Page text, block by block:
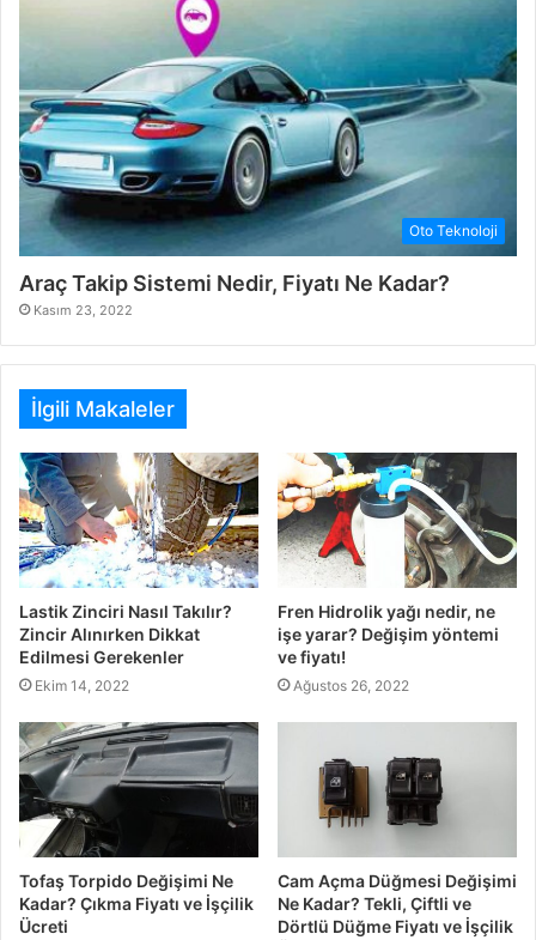
Oto Teknoloji
Araç Takip Sistemi Nedir, Fiyatı Ne Kadar?
Kasım 23, 2022
İlgili Makaleler
Lastik Zinciri Nasıl Takılır?
Zincir Alınırken Dikkat
Edilmesi Gerekenler
Ekim 14, 2022
Fren Hidrolik yağı nedir, ne
işe yarar? Değişim yöntemi
ve fiyatı!
Ağustos 26, 2022
Tofaş Torpido Değişimi Ne
Kadar? Çıkma Fiyatı ve İşçilik
Ücreti
Cam Açma Düğmesi Değişimi
Ne Kadar? Tekli, Çiftli ve
Dörtlü Düğme Fiyatı ve İşçilik